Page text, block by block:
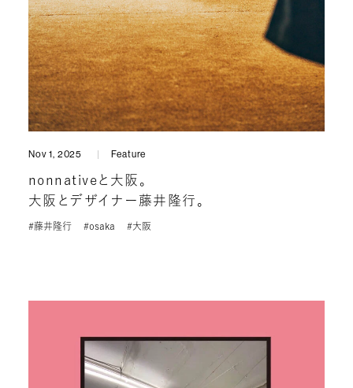
Nov 1, 2025 Feature
nonnativeと大阪。
大阪とデザイナー藤井隆行。
#藤井隆行 #osaka #大阪